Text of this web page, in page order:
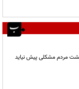
مردم مشکلی پیش نیاید